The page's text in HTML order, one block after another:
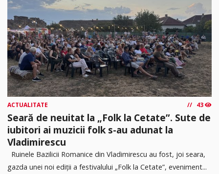
ACTUALITATE 43
Seară de neuitat la „Folk la Cetate”. Sute de
iubitori ai muzicii folk s-au adunat la
Vladimirescu
Ruinele Bazilicii Romanice din Vladimirescu au fost, joi seara,
gazda unei noi ediții a festivalului „Folk la Cetate”, eveniment...